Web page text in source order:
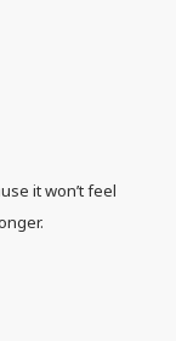
it won’t feel